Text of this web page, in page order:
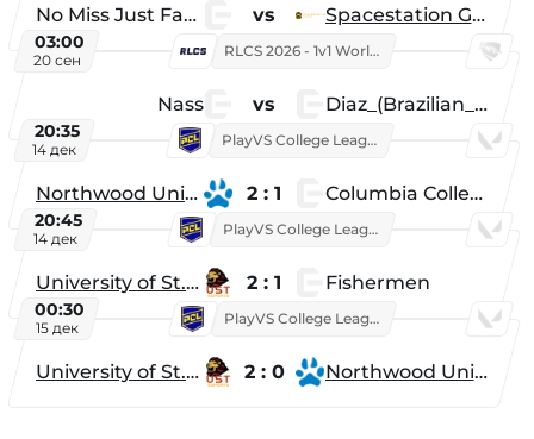
No Miss Just Fake vs Spacestation Gaming
03:00
20 сен
RLCS 2026 - 1v1 World Championship
Nass vs Diaz_(Brazilian_Player)
20:35
14 дек
PlayVS College League 2025: Fall
Northwood University 2 : 1 Columbia College
20:45
14 дек
PlayVS College League 2025: Fall
University of St. Thomas 2 : 1 Fishermen
00:30
15 дек
PlayVS College League 2025: Fall
University of St. Thomas 2 : 0 Northwood University